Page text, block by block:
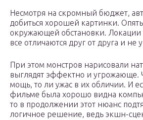
Несмотря на скромный бюджет,
добиться хорошей картинки.
окружающей обстановки. Локации
все отличаются друг от друга и не
При этом монстров нарисовали
выглядят эффектно и угрожающе.
мощь, то ли ужас в их обличии. И
фильме была хорошо видна
то в продолжении этот нюанс
логичное решение, ведь экшн-